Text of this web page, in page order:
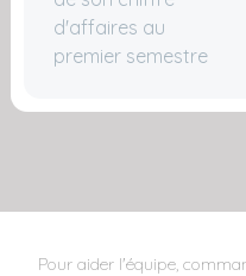
d'affaires au
premier semestre
Pour aider l'équipe,